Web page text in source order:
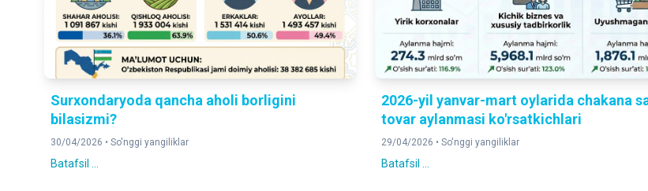
Surxondaryoda qancha aholi borligini
bilasizmi?
30/04/2026 • So'nggi yangiliklar
Batafsil ...
2026-yil yanvar-mart oylarida chakana
tovar aylanmasi ko'rsatkichlari
29/04/2026 • So'nggi yangiliklar
Batafsil ...